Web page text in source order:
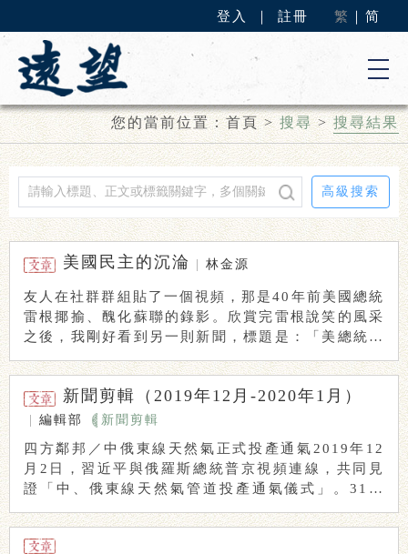
登入 註冊 繁 简
您的當前位置：首頁> 搜尋>搜尋結果
高級搜索
美國民主的沉淪 | 林金源
友人在社群群組貼了一個視頻，那是40年前美國總統
雷根揶揄、醜化蘇聯的錄影。欣賞完雷根說笑的風采
之後，我剛好看到另一則新聞，標題是：「美總統選
新聞剪輯（2019年12月-2020年1月）
編輯部 新聞剪輯
四方鄰邦／中俄東線天然氣正式投產通氣2019年12
月2日，習近平與俄羅斯總統普京視頻連線，共同見
證「中、俄東線天然氣管道投產通氣儀式」。31日